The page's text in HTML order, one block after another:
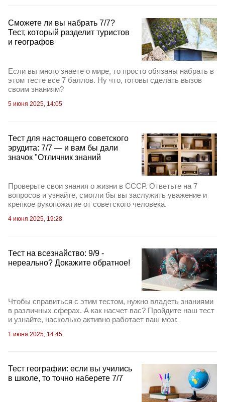
Сможете ли вы набрать 7/7?
Тест, который разделит туристов
и географов
Если вы много знаете о мире, то просто обязаны набрать в
этом тесте все 7 баллов. Ну что, готовы сделать вызов
своим знаниям?
5 июня 2025, 14:05
Тест для настоящего советского
эрудита: 7/7 — и вам бы дали
значок "Отличник знаний
Проверьте свои знания о жизни в СССР. Ответьте на 7
вопросов и узнайте, смогли бы вы заслужить уважение и
крепкое рукопожатие от советского человека.
4 июня 2025, 19:28
Тест на всезнайство: 9/9 -
нереально? Докажите обратное!
Чтобы справиться с этим тестом, нужно владеть знаниями
в различных сферах. А как насчет вас? Пройдите наш тест
и узнайте, насколько активно работает ваш мозг.
1 июня 2025, 14:45
Тест географии: если вы учились
в школе, то точно наберете 7/7